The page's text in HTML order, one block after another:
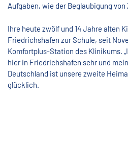
Aufgaben, wie der Beglaubigung von
Ihre heute zwölf und 14 Jahre alten
Friedrichshafen zur Schule, seit
Komfortplus-Station des Klinikums.
hier in Friedrichshafen sehr und
Deutschland ist unsere zweite
glücklich.